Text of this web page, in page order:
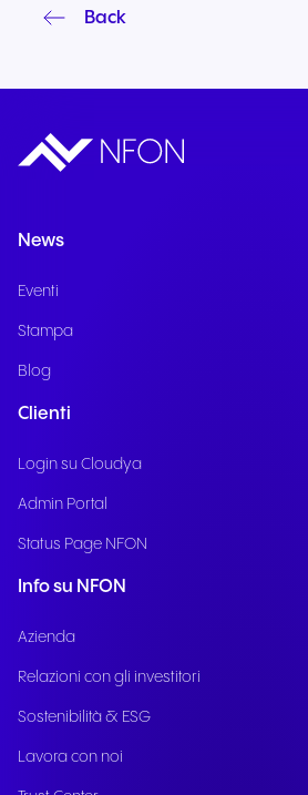
Back
News
Eventi
Stampa
Blog
Clienti
Login su Cloudya
Admin Portal
Status Page NFON
Info su NFON
Azienda
Relazioni con gli investitori
Sostenibilità & ESG
Lavora con noi